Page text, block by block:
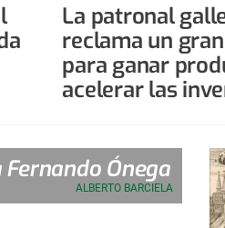
La patronal
reclama un
para ganar
acelerar las
Ónega
ALBERTO BARCIELA